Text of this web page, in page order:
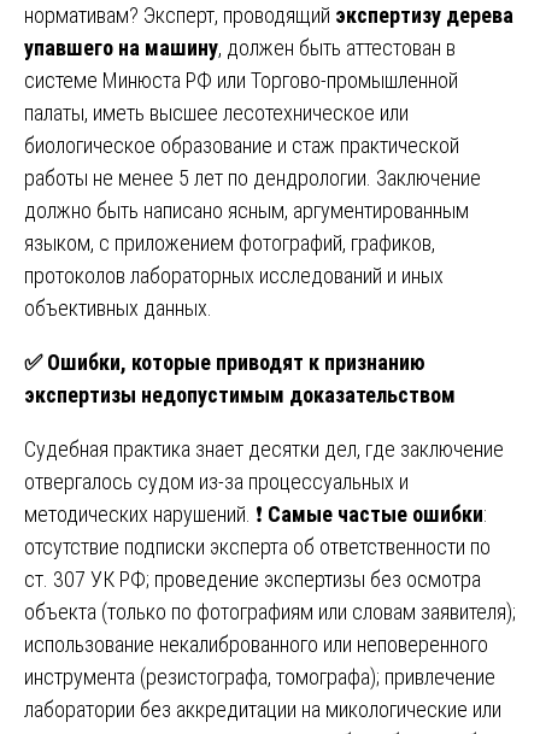
нормативам? Эксперт, проводящий экспертизу дерева
упавшего на машину, должен быть аттестован в
системе Минюста РФ или Торгово-промышленной
палаты, иметь высшее лесотехническое или
биологическое образование и стаж практической
работы не менее 5 лет по дендрологии. Заключение
должно быть написано ясным, аргументированным
языком, с приложением фотографий, графиков,
протоколов лабораторных исследований и иных
объективных данных.
✅Ошибки, которые приводят к признанию
экспертизы недопустимым доказательством
Судебная практика знает десятки дел, где заключение
отвергалось судом из-за процессуальных и
методических нарушений. ❗️ Самые частые ошибки:
отсутствие подписки эксперта об ответственности по
ст. 307 УК РФ; проведение экспертизы без осмотра
объекта (только по фотографиям или словам заявителя);
использование некалиброванного или неповеренного
инструмента (резистографа, томографа); привлечение
лаборатории без аккредитации на микологические или